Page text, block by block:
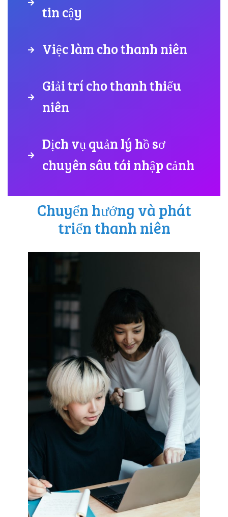
tin cậy
Việc làm cho thanh niên
Giải trí cho thanh thiếu
niên
Dịch vụ quản lý hồ sơ
chuyên sâu tái nhập cảnh
Chuyển hướng và phát
triển thanh niên